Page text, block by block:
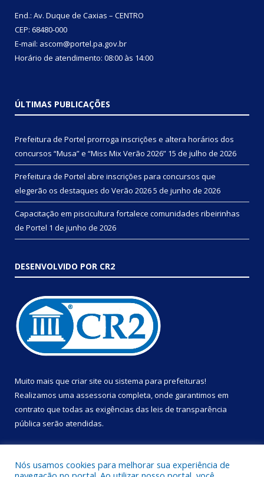
End.: Av. Duque de Caxias – CENTRO
CEP: 68480-000
E-mail: ascom@portel.pa.gov.br
Horário de atendimento: 08:00 às 14:00
ÚLTIMAS PUBLICAÇÕES
Prefeitura de Portel prorroga inscrições e altera horários dos
concursos “Musa” e “Miss Mix Verão 2026” 15 de julho de 2026
Prefeitura de Portel abre inscrições para concursos que
elegerão os destaques do Verão 20265 de junho de 2026
Capacitação em piscicultura fortalece comunidades ribeirinhas
de Portel 1 de junho de 2026
DESENVOLVIDO POR CR2
Muito mais que criar site ou sistema para prefeituras!
Realizamos uma assessoria completa, onde garantimos em
contrato que todas as exigências das leis de transparência
pública serão atendidas.
Nós usamos cookies para melhorar sua experiência de